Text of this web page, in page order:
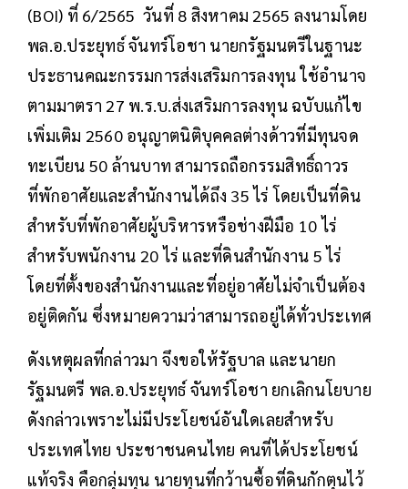
(BOI) ที่ 6/2565 วันที่ 8 สิงหาคม 2565 ลงนามโดย
พล.อ.ประยุทธ์ จันทร์โอชา นายกรัฐมนตรีในฐานะ
ประธานคณะกรรมการส่งเสริมการลงทุน ใช้อำนาจ
ตามมาตรา 27 พ.ร.บ.ส่งเสริมการลงทุน ฉบับแก้ไข
เพิ่มเติม 2560 อนุญาตนิติบุคคลต่างด้าวที่มีทุนจด
ทะเบียน 50 ล้านบาท สามารถถือกรรมสิทธิ์ถาวร
ที่พักอาศัยและสำนักงานได้ถึง 35 ไร่ โดยเป็นที่ดิน
สำหรับที่พักอาศัยผู้บริหารหรือช่างฝีมือ 10 ไร่
สำหรับพนักงาน 20 ไร่ และที่ดินสำนักงาน 5 ไร่
โดยที่ตั้งของสำนักงานและที่อยู่อาศัยไม่จำเป็นต้อง
อยู่ติดกัน ซึ่งหมายความว่าสามารถอยู่ได้ทั่วประเทศ
ดังเหตุผลที่กล่าวมา จึงขอให้รัฐบาล และนายก
รัฐมนตรี พล.อ.ประยุทธ์ จันทร์โอชา ยกเลิกนโยบาย
ดังกล่าวเพราะไม่มีประโยชน์อันใดเลยสำหรับ
ประเทศไทย ประชาชนคนไทย คนที่ได้ประโยชน์
แท้จริง คือกลุ่มทุน นายทุนที่กว้านซื้อที่ดินกักตุนไว้